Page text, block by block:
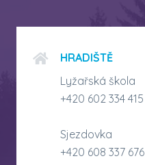
HRADIŠTĚ
Lyžařská škola
+420 602 334 415
Sjezdovka
+420 608 337 676